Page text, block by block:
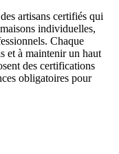
artisans certifiés qui
individuelles,
Chaque
et à maintenir un haut
des certifications
obligatoires pour